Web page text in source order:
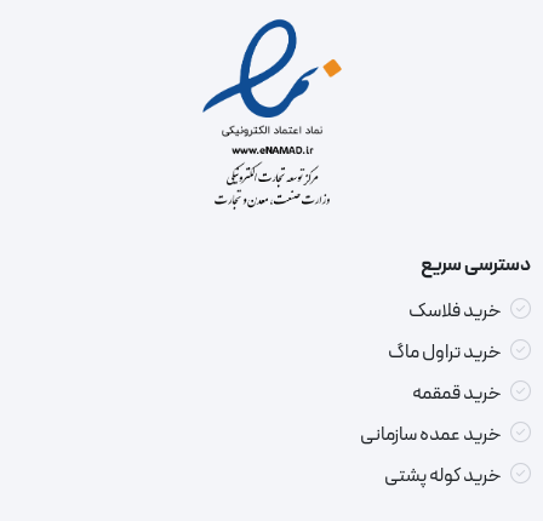
دسترسی سریع
خرید فلاسک
خرید تراول ماگ
خرید قمقمه
خرید عمده سازمانی
خرید کوله پشتی